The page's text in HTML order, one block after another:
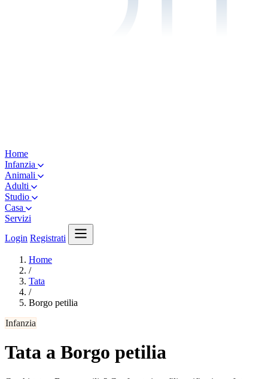
Home
Infanzia
Animali
Adulti
Studio
Casa
Servizi
Login Registrati
Home
/
Tata
/
Borgo petilia
Infanzia
Tata a Borgo petilia